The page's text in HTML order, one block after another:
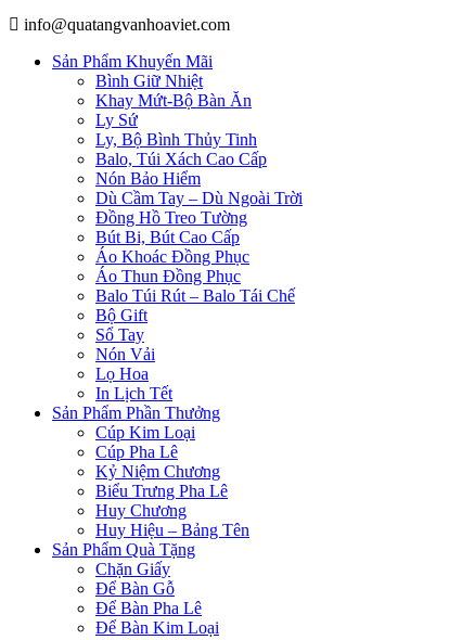
info@quatangvanhoaviet.com
Sản Phẩm Khuyến Mãi
Bình Giữ Nhiệt
Khay Mứt-Bộ Bàn Ăn
Ly Sứ
Ly, Bộ Bình Thủy Tinh
Balo, Túi Xách Cao Cấp
Nón Bảo Hiểm
Dù Cầm Tay – Dù Ngoài Trời
Đồng Hồ Treo Tường
Bút Bi, Bút Cao Cấp
Áo Khoác Đồng Phục
Áo Thun Đồng Phục
Balo Túi Rút – Balo Tái Chế
Bộ Gift
Sổ Tay
Nón Vải
Lọ Hoa
In Lịch Tết
Sản Phẩm Phần Thưởng
Cúp Kim Loại
Cúp Pha Lê
Kỷ Niệm Chương
Biểu Trưng Pha Lê
Huy Chương
Huy Hiệu – Bảng Tên
Sản Phẩm Quà Tặng
Chặn Giấy
Để Bàn Gỗ
Để Bàn Pha Lê
Để Bàn Kim Loại